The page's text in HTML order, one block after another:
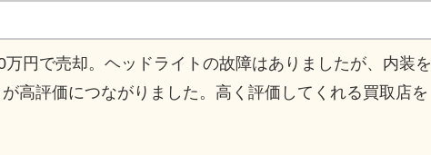
円で売却。ヘッドライトの故障はありましたが、内装を
高評価につながりました。高く評価してくれる買取店を